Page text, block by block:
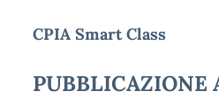
CPIA Smart Class
PUBBLICAZIONE